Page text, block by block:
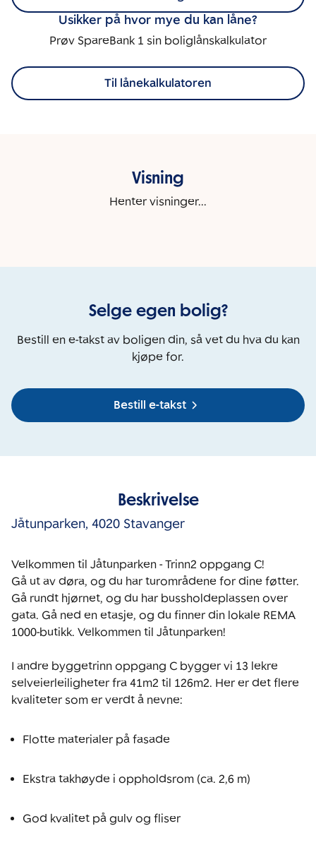
Usikker på hvor mye du kan låne?
Prøv SpareBank 1 sin boliglånskalkulator
Til lånekalkulatoren
Visning
Henter visninger...
Selge egen bolig?
Bestill en e-takst av boligen din, så vet du hva du kan
kjøpe for.
Bestill e-takst
Beskrivelse
Jåtunparken, 4020 Stavanger
Velkommen til Jåtunparken - Trinn2 oppgang C!
Gå ut av døra, og du har turområdene for dine føtter.
Gå rundt hjørnet, og du har bussholdeplassen over
gata. Gå ned en etasje, og du finner din lokale REMA
1000-butikk. Velkommen til Jåtunparken!
I andre byggetrinn oppgang C bygger vi 13 lekre
selveierleiligheter fra 41m2 til 126m2. Her er det flere
kvaliteter som er verdt å nevne:
Flotte materialer på fasade
Ekstra takhøyde i oppholdsrom (ca. 2,6 m)
God kvalitet på gulv og fliser